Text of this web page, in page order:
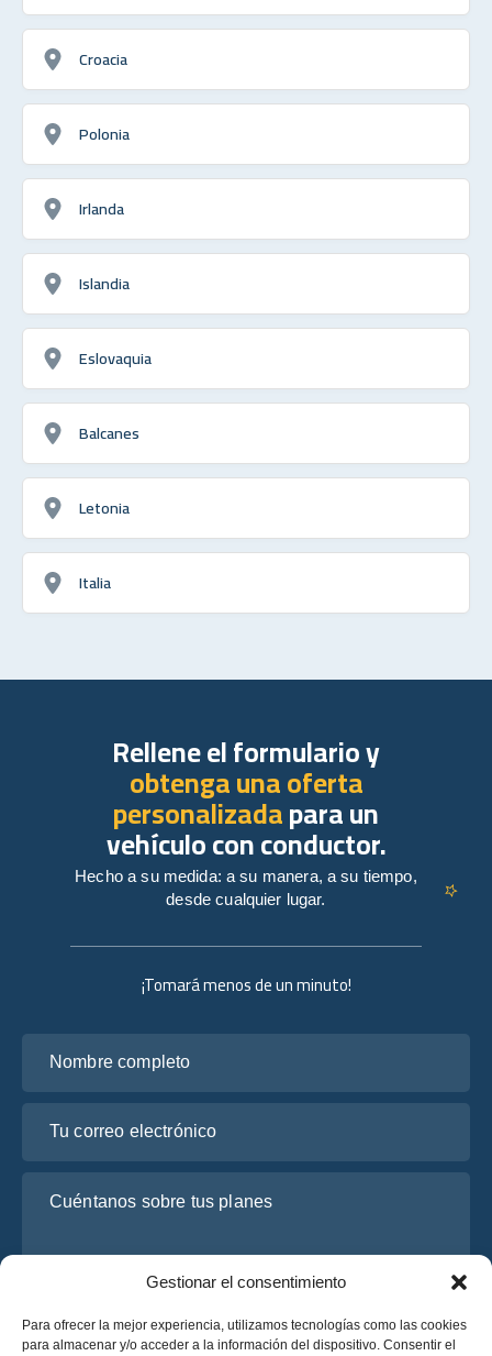
Gestionar el consentimiento
Para ofrecer la mejor experiencia, utilizamos tecnologías como las cookies
para almacenar y/o acceder a la información del dispositivo. Consentir el
Croacia
Polonia
Irlanda
Islandia
Eslovaquia
Balcanes
Letonia
Italia
¡Tomará menos de un minuto!
Rellene el formulario y
obtenga una oferta
personalizadapara un
vehículo con conductor.
Hecho a su medida: a su manera, a su tiempo,
desde cualquier lugar.